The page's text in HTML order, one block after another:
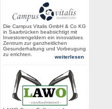
Die Campus Vitalis GmbH & Co KG
in Saarbrücken beabsichtigt mit
Investorengeldern ein innovatives
Zentrum zur ganzheitlichen
Gesunderhaltung und Vorbeugung
zu errichten.
weiterlesen